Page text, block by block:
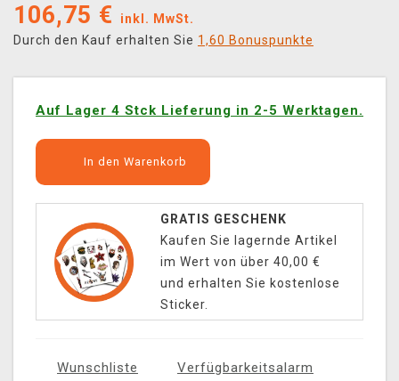
106,75 €
inkl. MwSt.
Durch den Kauf erhalten Sie 1,60 Bonuspunkte
Auf Lager 4 Stck Lieferung in 2-5 Werktagen.
In den Warenkorb
GRATIS GESCHENK
Kaufen Sie lagernde Artikel
im Wert von über 40,00 €
und erhalten Sie kostenlose
Sticker.
Wunschliste Verfügbarkeitsalarm